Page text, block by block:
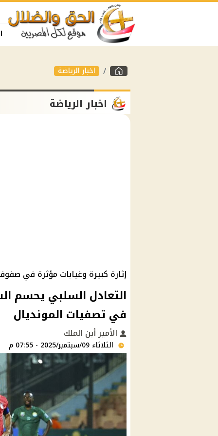
اخبار الرياضة
اخبار الرياضة
إثارة كبيرة وغيابات مؤثرة في
التعادل السلبي يحسم
في تصفيات المونديال
الأمير أبن الملك
الثلاثاء 09/سبتمبر/2025 - 07:55 م